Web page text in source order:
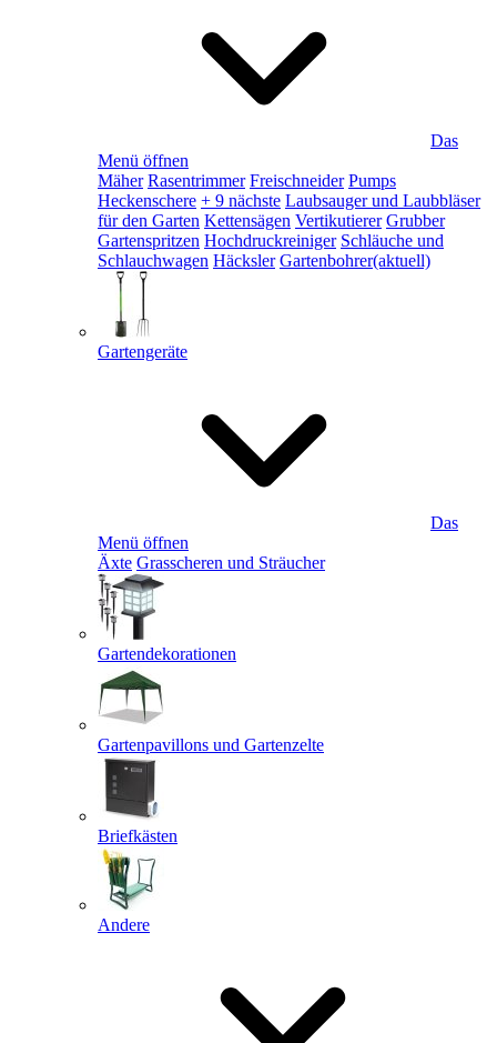
Das
Menü öffnen
Mäher Rasentrimmer Freischneider Pumps
Heckenschere + 9 nächste Laubsauger und Laubbläser
für den Garten Kettensägen Vertikutierer Grubber
Gartenspritzen Hochdruckreiniger Schläuche und
Schlauchwagen Häcksler Gartenbohrer(aktuell)
Gartengeräte
Das
Menü öffnen
Äxte Grasscheren und Sträucher
Gartendekorationen
Gartenpavillons und Gartenzelte
Briefkästen
Andere